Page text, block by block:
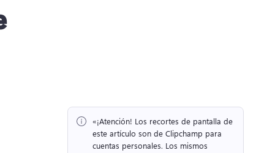
«¡Atención! Los recortes de pantalla de
este artículo son de Clipchamp para
cuentas personales. Los mismos